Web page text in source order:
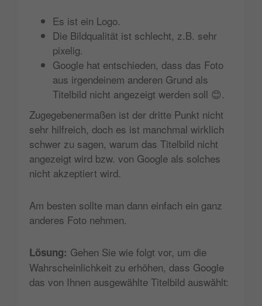
Es ist ein Logo.
Die Bildqualität ist schlecht, z.B. sehr
pixelig.
Google hat entschieden, dass das Foto
aus irgendeinem anderen Grund als
Titelbild nicht angezeigt werden soll 😊.
Zugegebenermaßen ist der dritte Punkt nicht
sehr hilfreich, doch es ist manchmal wirklich
schwer zu sagen, warum das Titelbild nicht
angezeigt wird bzw. von Google als solches
nicht akzeptiert wird.
Am besten sollte man dann einfach ein ganz
anderes Foto nehmen.
Lösung: Gehen Sie wie folgt vor, um die
Wahrscheinlichkeit zu erhöhen, dass Google
das von Ihnen ausgewählte Titelbild auswählt: